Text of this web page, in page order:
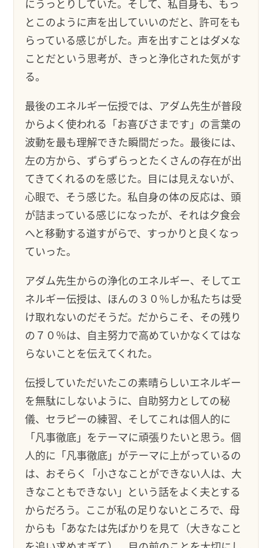
にうっとりしていた。そして、私自身も、もっ
とこのように声を出していいのだと、許可をも
らっている感じがした。声を出すことはダメな
ことだという思考が、きっと浄化された気がす
る。
最後のエネルギー伝授では、アダム先生が普段
からよく使われる「お喜びさまです」の言葉の
波動を最も理解できた瞬間だった。最後には、
左の方から、ずらずらっとたくさんの存在が出
てきてくれるのを感じた。目には見えないが、
心眼で、そう感じた。私自身の体の反応は、頭
が詰まっている感じになったが、それは夕食会
へと移動する道すがらで、すっかりと良くなっ
ていった。
アダム先生からの浄化のエネルギー、そしてエ
ネルギー伝授は、ほんの３０％しか私たちは受
け取れないのだそうだ。だからこそ、その残り
の７０％は、自主努力で高めていかなくてはな
らないことを伝えてくれた。
伝授していただいたこの素晴らしいエネルギー
を無駄にしないように、自助努力としての秘
儀、セラピーの練習、そしてこれは個人的に
「凡事徹底」をテーマに頑張りたいと思う。個
人的に「凡事徹底」がテーマに上がっているの
は、おそらく「小さなことができない人は、大
きなこともできない」という話をよく夫とする
からだろう。ここが私の足りないところで、母
からも「あなたは先ばかりを見て（大きなこと